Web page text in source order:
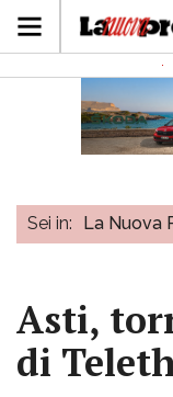
Sei in: La Nuova
Asti,
di